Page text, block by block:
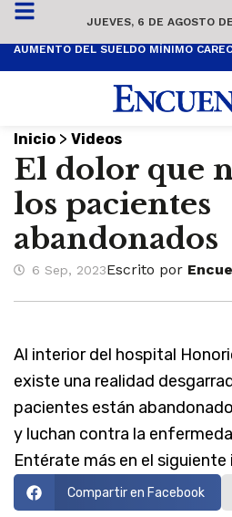
JUEVES, 6 DE AGOSTO
Inicio > Videos
El dolor que
los pacientes
abandonados
6 Sep, 2023Escrito por
Al interior del hospital
existe una realidad
pacientes están
y luchan contra la
Entérate más en el
Compartir en Facebook